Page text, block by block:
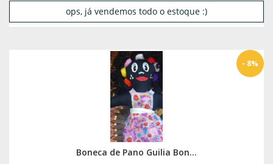
ops, já vendemos todo o estoque :)
Boneca de Pano Guilia Bon...
- 8%